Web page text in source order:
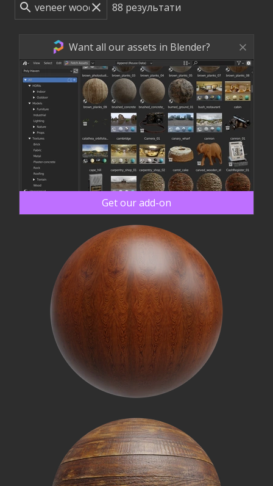
88 результати
Want all our assets in Blender?
Get our add-on